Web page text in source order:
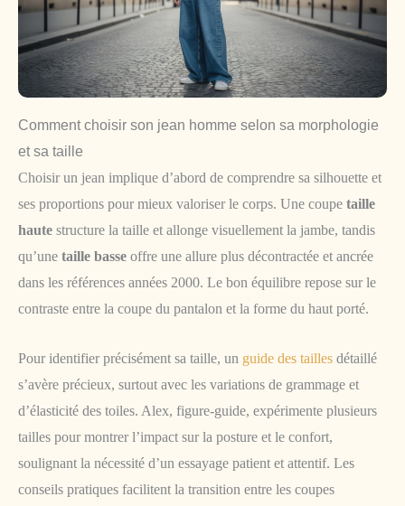
Comment choisir son jean homme selon sa morphologie
et sa taille
Choisir un jean implique d’abord de comprendre sa silhouette et
ses proportions pour mieux valoriser le corps. Une coupe taille
haute structure la taille et allonge visuellement la jambe, tandis
qu’une taille basse offre une allure plus décontractée et ancrée
dans les références années 2000. Le bon équilibre repose sur le
contraste entre la coupe du pantalon et la forme du haut porté.
Pour identifier précisément sa taille, un guide des tailles détaillé
s’avère précieux, surtout avec les variations de grammage et
d’élasticité des toiles. Alex, figure-guide, expérimente plusieurs
tailles pour montrer l’impact sur la posture et le confort,
soulignant la nécessité d’un essayage patient et attentif. Les
conseils pratiques facilitent la transition entre les coupes